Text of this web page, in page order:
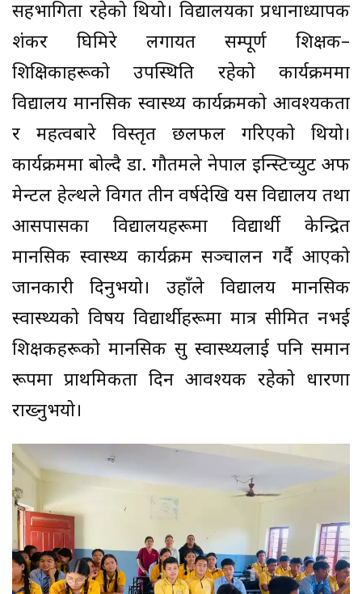
सहभागिता रहेको थियो। विद्यालयका प्रधानाध्यापक
शंकर घिमिरे लगायत सम्पूर्ण शिक्षक–
शिक्षिकाहरूको उपस्थिति रहेको कार्यक्रममा
विद्यालय मानसिक स्वास्थ्य कार्यक्रमको आवश्यकता
र महत्वबारे विस्तृत छलफल गरिएको थियो।
कार्यक्रममा बोल्दै डा. गौतमले नेपाल इन्स्टिच्युट अफ
मेन्टल हेल्थले विगत तीन वर्षदेखि यस विद्यालय तथा
आसपासका विद्यालयहरूमा विद्यार्थी केन्द्रित
मानसिक स्वास्थ्य कार्यक्रम सञ्चालन गर्दै आएको
जानकारी दिनुभयो। उहाँले विद्यालय मानसिक
स्वास्थ्यको विषय विद्यार्थीहरूमा मात्र सीमित नभई
शिक्षकहरूको मानसिक सु स्वास्थ्यलाई पनि समान
रूपमा प्राथमिकता दिन आवश्यक रहेको धारणा
राख्नुभयो।